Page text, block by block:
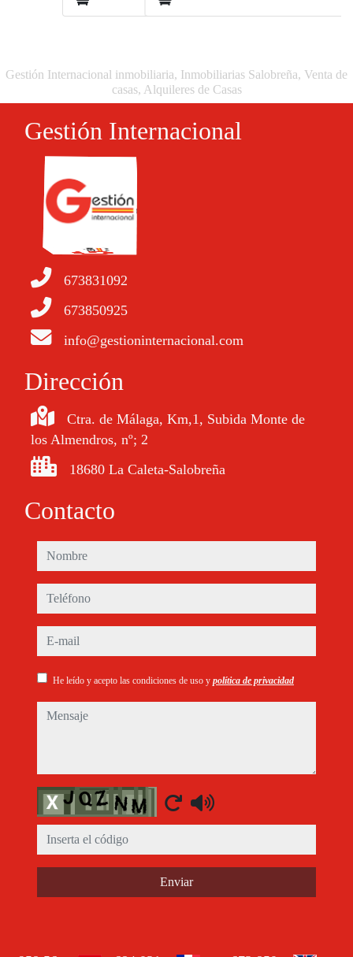
Gestión Internacional inmobiliaria, Inmobiliarias Salobreña, Venta de
casas, Alquileres de Casas
Gestión Internacional
673831092
673850925
info@gestioninternacional.com
Dirección
Ctra. de Málaga, Km,1, Subida Monte de
los Almendros, nº; 2
18680 La Caleta-Salobreña
Contacto
nombre
teléfono
e-mail
He leído y acepto las condiciones de uso y política de privacidad
mensaje
Captcha
Enviar